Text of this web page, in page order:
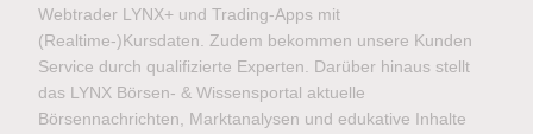
Webtrader LYNX+ und Trading-Apps mit
(Realtime-)Kursdaten. Zudem bekommen unsere Kunden
Service durch qualifizierte Experten. Darüber hinaus stellt
das LYNX Börsen- & Wissensportal aktuelle
Börsennachrichten, Marktanalysen und edukative Inhalte